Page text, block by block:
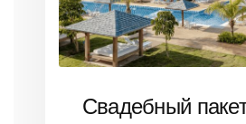
Свадебный